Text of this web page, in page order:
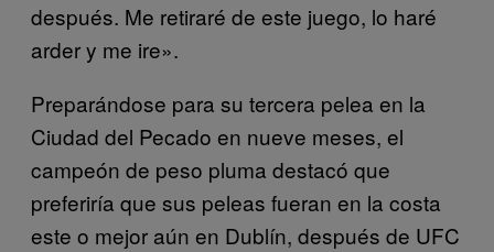
después. Me retiraré de este juego, lo haré
arder y me ire».
Preparándose para su tercera pelea en la
Ciudad del Pecado en nueve meses, el
campeón de peso pluma destacó que
preferiría que sus peleas fueran en la costa
este o mejor aún en Dublín, después de UFC